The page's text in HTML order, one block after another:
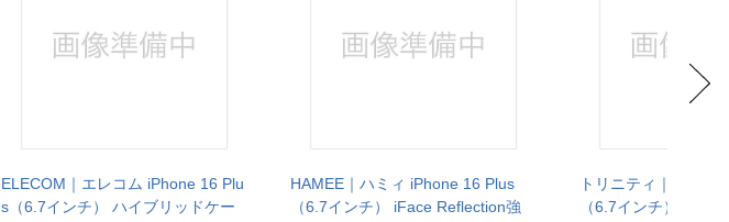
ELECOM｜エレコム iPhone 16 Plu
s（6.7インチ） ハイブリッドケー
HAMEE｜ハミィ iPhone 16 Plus
（6.7インチ） iFace Reflection強
トリニティ｜Trinity
（6.7インチ） ［